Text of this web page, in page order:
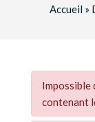
Accueil »
Impossible
contenant